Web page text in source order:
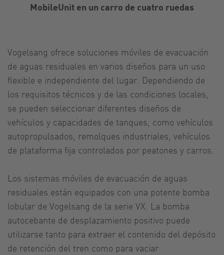
Vogelsang ofrece soluciones móviles de evacuación
de aguas residuales en varios diseños para un uso
flexible e independiente del lugar. Dependiendo de
los requisitos técnicos y de las condiciones locales,
se pueden seleccionar diferentes diseños de
vehículos y capacidades de tanques, como vehículos
autopropulsados, remolques industriales, vehículos
de plataforma fija controlados por peatones y carros.
Los sistemas móviles de evacuación de aguas
residuales están equipados con una potente bomba
lobular de Vogelsang de la serie VX. La bomba
autocebante de desplazamiento positivo puede
utilizarse tanto para extraer el contenido del depósito
de retención del tren como para vaciar
MobileUnit en un carro de cuatro ruedas